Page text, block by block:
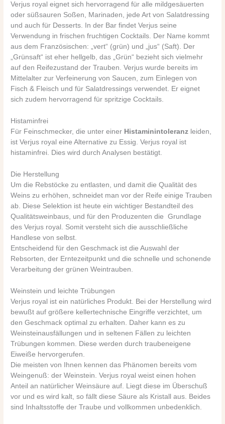
Verjus royal eignet sich hervorragend für alle mildgesäuerten
oder süßsauren Soßen, Marinaden, jede Art von Salatdressing
und auch für Desserts. In der Bar findet Verjus seine
Verwendung in frischen fruchtigen Cocktails. Der Name kommt
aus dem Französischen: „vert“ (grün) und „jus“ (Saft). Der
„Grünsaft“ ist eher hellgelb, das „Grün“ bezieht sich vielmehr
auf den Reifezustand der Trauben. Verjus wurde bereits im
Mittelalter zur Verfeinerung von Saucen, zum Einlegen von
Fisch & Fleisch und für Salatdressings verwendet. Er eignet
sich zudem hervorragend für spritzige Cocktails.
Histaminfrei
Für Feinschmecker, die unter einer Histaminintoleranz leiden,
ist Verjus royal eine Alternative zu Essig. Verjus royal ist
histaminfrei. Dies wird durch Analysen bestätigt.
Die Herstellung
Um die Rebstöcke zu entlasten, und damit die Qualität des
Weins zu erhöhen, schneidet man vor der Reife einige Trauben
ab. Diese Selektion ist heute ein wichtiger Bestandteil des
Qualitätsweinbaus, und für den Produzenten die Grundlage
des Verjus royal. Somit versteht sich die ausschließliche
Handlese von selbst.
Entscheidend für den Geschmack ist die Auswahl der
Rebsorten, der Erntezeitpunkt und die schnelle und schonende
Verarbeitung der grünen Weintrauben.
Weinstein und leichte Trübungen
Verjus royal ist ein natürliches Produkt. Bei der Herstellung wird
bewußt auf größere kellertechnische Eingriffe verzichtet, um
den Geschmack optimal zu erhalten. Daher kann es zu
Weinsteinausfällungen und in seltenen Fällen zu leichten
Trübungen kommen. Diese werden durch traubeneigene
Eiweiße hervorgerufen.
Die meisten von Ihnen kennen das Phänomen bereits vom
Weingenuß: der Weinstein. Verjus royal weist einen hohen
Anteil an natürlicher Weinsäure auf. Liegt diese im Überschuß
vor und es wird kalt, so fällt diese Säure als Kristall aus. Beides
sind Inhaltsstoffe der Traube und vollkommen unbedenklich.